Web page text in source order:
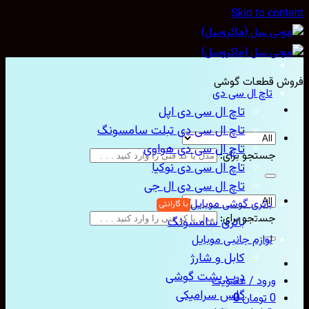
Skip to
قطعات گوشی
جستجو برای:
جستجو برای:
ورود / عضویت
تومان0
تاچ ال سی دی
تاچ ال سی دی اپل
تاچ ال سی دی تبلت سامسونگ
تاچ ال سی دی هواوی
تاچ ال سی دی نوکیا
تاچ ال سی دی ال جی
باتری گوشی موبایل
باتری سامسونگ
لوازم جانبی موبایل
کابل و شارژ
درب پشت گوشی
گلس سرامیکی